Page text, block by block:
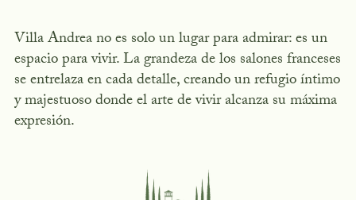
Villa Andrea no es solo un lugar para admirar: es un
espacio para vivir. La grandeza de los salones franceses
se entrelaza en cada detalle, creando un refugio íntimo
y majestuoso donde el arte de vivir alcanza su máxima
expresión.